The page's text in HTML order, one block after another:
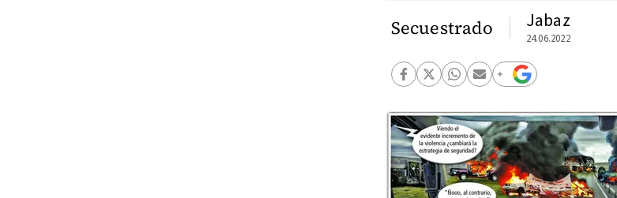
Secuestrado Jabaz
24.06.2022